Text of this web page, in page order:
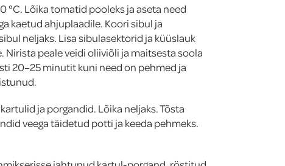
°C. Lõika tomatid pooleks ja aseta need
kaetud ahjuplaadile. Koori sibul ja
neljaks. Lisa sibulasektorid ja küüslauk
Nirista peale veidi oliiviõli ja maitsesta soola
20–25 minutit kuni need on pehmed ja
ja porgandid. Lõika neljaks. Tõsta
veega täidetud potti ja keeda pehmeks.